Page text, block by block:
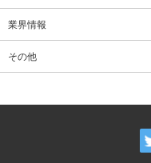
業界情報
その他